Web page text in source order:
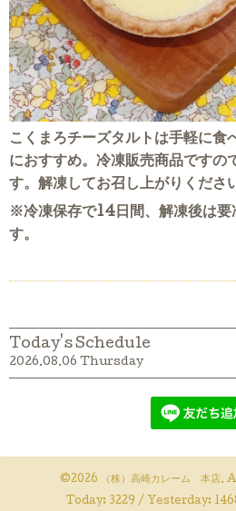
こくまろチーズタルトは手軽に食
におすすめ。冷凍販売商品ですの
す。解凍してお召し上がりくださ
※冷凍保存で14日間、解凍後は
す。
Today's Schedule
2026.08.06 Thursday
©2026 （株）高崎カレーム 本店.
Today: 3229 / Yesterday: